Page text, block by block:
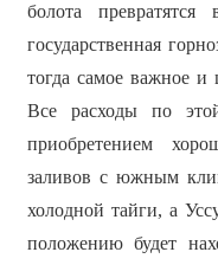
болота
государственная
тогда самое важное
Все расходы по
приобретением
заливов с южным
холодной тайги, а
положению будет